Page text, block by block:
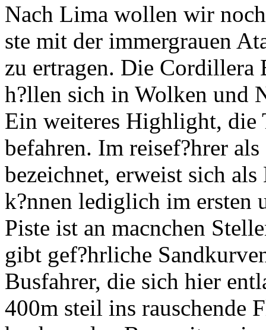
Nach Lima wollen wir
ste mit der immergrauen
zu ertragen. Die Cordillera
h?llen sich in Wolken und
Ein weiteres Highlight, die
befahren. Im reisef?hrer als
bezeichnet, erweist sich
k?nnen lediglich im ersten
Piste ist an macnchen
gibt gef?hrliche
Busfahrer, die sich hier
400m steil ins rauschende